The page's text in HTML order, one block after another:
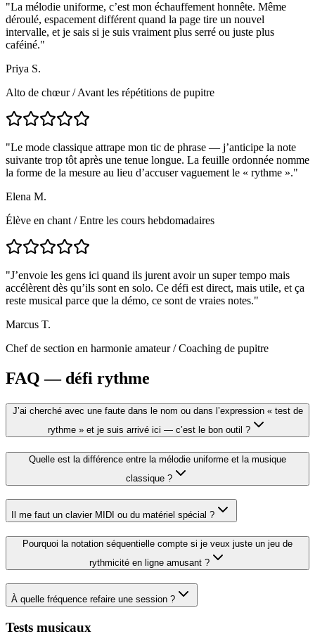
"La mélodie uniforme, c’est mon échauffement honnête. Même
déroulé, espacement différent quand la page tire un nouvel
intervalle, et je sais si je suis vraiment plus serré ou juste plus
caféiné."
Priya S.
Alto de chœur/Avant les répétitions de pupitre
"Le mode classique attrape mon tic de phrase — j’anticipe la note
suivante trop tôt après une tenue longue. La feuille ordonnée nomme
la forme de la mesure au lieu d’accuser vaguement le « rythme »."
Elena M.
Élève en chant/Entre les cours hebdomadaires
"J’envoie les gens ici quand ils jurent avoir un super tempo mais
accélèrent dès qu’ils sont en solo. Ce défi est direct, mais utile, et ça
reste musical parce que la démo, ce sont de vraies notes."
Marcus T.
Chef de section en harmonie amateur/Coaching de pupitre
FAQ — défi rythme
J’ai cherché avec une faute dans le nom ou dans l’expression « test de
rythme » et je suis arrivé ici — c’est le bon outil ?
Quelle est la différence entre la mélodie uniforme et la musique
classique ?
Il me faut un clavier MIDI ou du matériel spécial ?
Pourquoi la notation séquentielle compte si je veux juste un jeu de
rythmicité en ligne amusant ?
À quelle fréquence refaire une session ?
Tests musicaux